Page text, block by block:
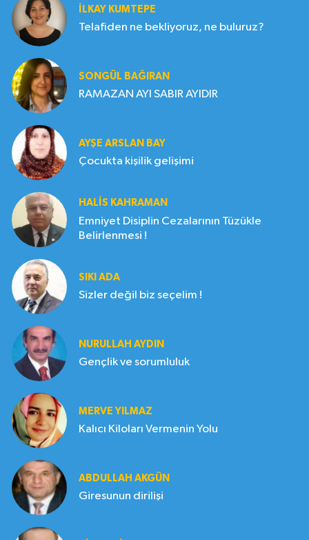
İLKAY KUMTEPE
Telafiden ne bekliyoruz, ne buluruz?
SONGÜL BAĞIRAN
RAMAZAN AYI SABIR AYIDIR
AYŞE ARSLAN BAY
Çocukta kişilik gelişimi
HALIS KAHRAMAN
Emniyet Disiplin Cezalarının Tüzükle
Belirlenmesi !
SIKI ADA
Sizler değil biz seçelim !
NURULLAH AYDIN
Gençlik ve sorumluluk
MERVE YILMAZ
Kalıcı Kiloları Vermenin Yolu
ABDULLAH AKGÜN
Giresunun dirilişi